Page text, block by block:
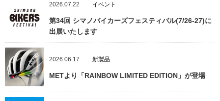
2026.07.22 イベント
第34回 シマノバイカーズフェスティバル(7/26-27)に
出展いたします
2026.06.17 新製品
METより「RAINBOW LIMITED EDITION」が登場